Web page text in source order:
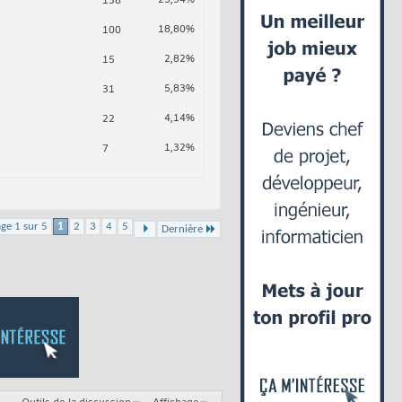
100 18,80%
15 2,82%
31 5,83%
22 4,14%
7 1,32%
1 sur 5 1 2 3 4 5 Dernière